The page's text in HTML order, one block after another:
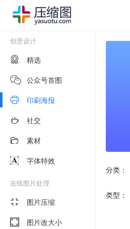
创意设计
精选
公众号首图
印刷海报
社交
素材
字体特效
在线图片处理
图片压缩
图片改大小
分类：
类型：